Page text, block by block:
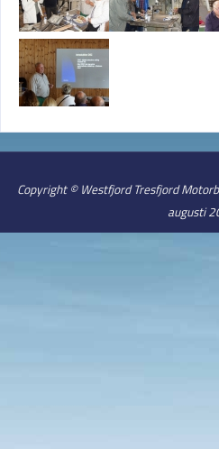
Copyright © Westfjord Tresfjord
augusti